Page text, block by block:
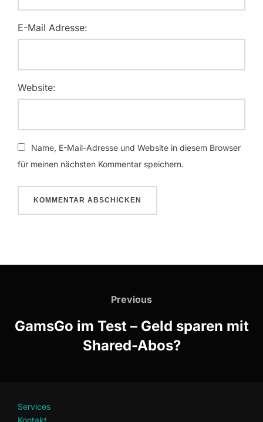
E-Mail Adresse:
Website:
Name, E-Mail-Adresse und Website in diesem Browser
für meinen nächsten Kommentar speichern.
Previous
Previous
GamsGo im Test – Geld sparen mit
Shared-Abos?
Services
Kontakt